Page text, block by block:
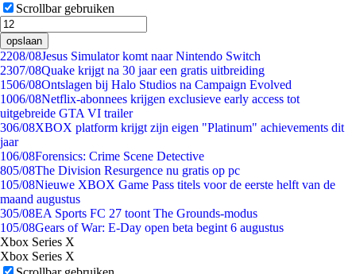
Scrollbar gebruiken
opslaan
2208/08Jesus Simulator komt naar Nintendo Switch
2307/08Quake krijgt na 30 jaar een gratis uitbreiding
1506/08Ontslagen bij Halo Studios na Campaign Evolved
1006/08Netflix-abonnees krijgen exclusieve early access tot
uitgebreide GTA VI trailer
306/08XBOX platform krijgt zijn eigen "Platinum" achievements dit
jaar
106/08Forensics: Crime Scene Detective
805/08The Division Resurgence nu gratis op pc
105/08Nieuwe XBOX Game Pass titels voor de eerste helft van de
maand augustus
305/08EA Sports FC 27 toont The Grounds-modus
105/08Gears of War: E-Day open beta begint 6 augustus
Xbox Series X
Xbox Series X